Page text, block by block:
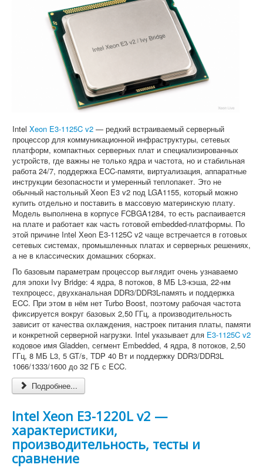
Intel Xeon E3-1125C v2 — редкий встраиваемый серверный
процессор для коммуникационной инфраструктуры, сетевых
платформ, компактных серверных плат и специализированных
устройств, где важны не только ядра и частота, но и стабильная
работа 24/7, поддержка ECC-памяти, виртуализация, аппаратные
инструкции безопасности и умеренный теплопакет. Это не
обычный настольный Xeon E3 v2 под LGA1155, который можно
купить отдельно и поставить в массовую материнскую плату.
Модель выполнена в корпусе FCBGA1284, то есть распаивается
на плате и работает как часть готовой embedded-платформы. По
этой причине Intel Xeon E3-1125C v2 чаще встречается в готовых
сетевых системах, промышленных платах и серверных решениях,
а не в классических домашних сборках.
По базовым параметрам процессор выглядит очень узнаваемо
для эпохи Ivy Bridge: 4 ядра, 8 потоков, 8 МБ L3-кэша, 22-нм
техпроцесс, двухканальная DDR3/DDR3L-память и поддержка
ECC. При этом в нём нет Turbo Boost, поэтому рабочая частота
фиксируется вокруг базовых 2,50 ГГц, а производительность
зависит от качества охлаждения, настроек питания платы, памяти
и конкретной серверной нагрузки. Intel указывает для E3-1125C v2
кодовое имя Gladden, сегмент Embedded, 4 ядра, 8 потоков, 2,50
ГГц, 8 МБ L3, 5 GT/s, TDP 40 Вт и поддержку DDR3/DDR3L
1066/1333/1600 до 32 ГБ с ECC.
Подробнее...
Intel Xeon E3-1220L v2 —
характеристики,
производительность, тесты и
сравнение